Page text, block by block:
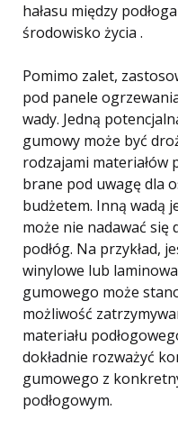
hałasu między
środowisko życia .
Pomimo zalet,
pod panele
wady. Jedną
gumowy może być
rodzajami materiałów
brane pod uwagę dla
budżetem. Inną wadą
może nie nadawać się
podłóg. Na przykład,
winylowe lub
gumowego może
możliwość
materiału
dokładnie rozważyć
gumowego z
podłogowym.